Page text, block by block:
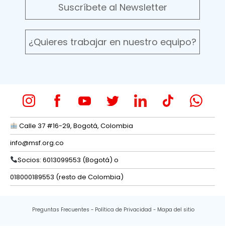
Suscríbete al Newsletter
¿Quieres trabajar en nuestro equipo?
Calle 37 #16-29, Bogotá, Colombia
info@msf.org.co
Socios: 6013099553 (Bogotá) o
018000189553 (resto de Colombia)
Preguntas Frecuentes Política de Privacidad Mapa del sitio